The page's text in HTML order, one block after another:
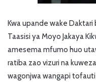
Kwa upande wake
Taasisi ya Moyo Jakaya
amesema mfumo huo
ratiba zao vizuri na
wagonjwa wangapi tofauti